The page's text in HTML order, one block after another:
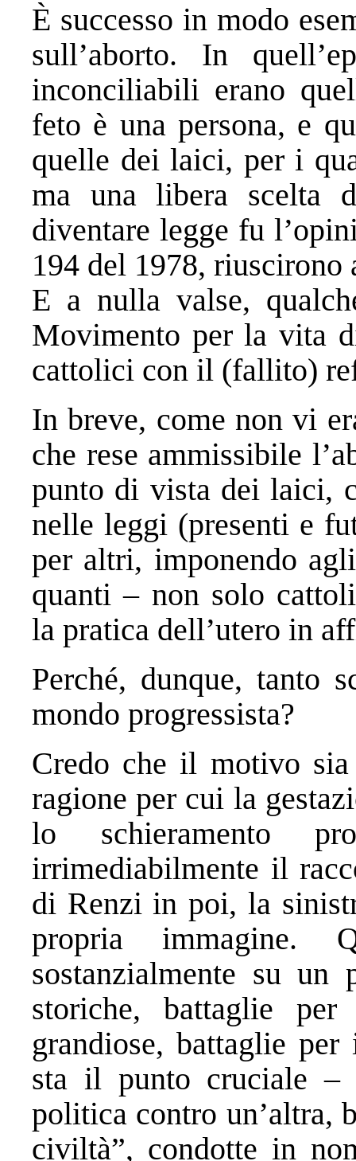
È successo in modo
sull’aborto. In
inconciliabili erano
feto è una persona, e
quelle dei laici, per i
ma una libera scelta
diventare legge fu
194 del 1978,
E a nulla valse,
Movimento per la vita
cattolici con il (fallito)
In breve, come non vi
che rese ammissibile
punto di vista dei laici,
nelle leggi (presenti e
per altri, imponendo
quanti – non solo
la pratica dell’utero in
Perché, dunque, tanto
mondo progressista?
Credo che il motivo
ragione per cui la
lo schieramento
irrimediabilmente il
di Renzi in poi, la
propria immagine.
sostanzialmente su
storiche, battaglie
grandiose, battaglie
sta il punto cruciale –
politica contro un’altra,
civiltà”, condotte in